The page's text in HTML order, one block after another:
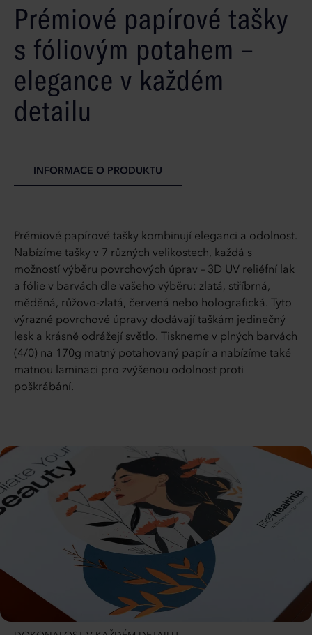
Prémiové papírové tašky
s fóliovým potahem –
elegance v každém
detailu
INFORMACE O PRODUKTU
Prémiové papírové tašky kombinují eleganci a odolnost.
Nabízíme tašky v 7 různých velikostech, každá s
možností výběru povrchových úprav – 3D UV reliéfní lak
a fólie v barvách dle vašeho výběru: zlatá, stříbrná,
měděná, růžovo-zlatá, červená nebo holografická. Tyto
výrazné povrchové úpravy dodávají taškám jedinečný
lesk a krásně odrážejí světlo. Tiskneme v plných barvách
(4/0) na 170g matný potahovaný papír a nabízíme také
matnou laminaci pro zvýšenou odolnost proti
poškrábání.